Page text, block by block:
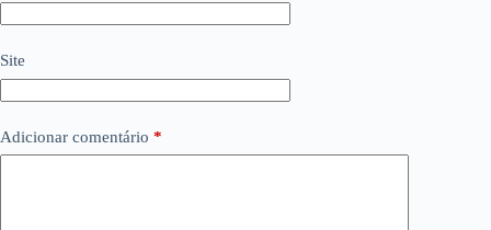
Site
Adicionar comentário *